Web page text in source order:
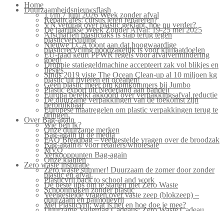
Home
Duurzaamheidsnieuwsflash
1 t/m 7 juni 2026 Week zonder afval
Repaircafés: cursus leren repareren?
VN verdrag over plastic geklapt, hoe nu verder?
De jaarlijkse Week Zonder Afval: 19-25 mei 2025
Afschaffen plastictaks is stap terug tegen
plasticvervuiling
Nieuwe LCA toont aan dat hoogwaardige
plasticrecycling noodzakelijk is voor klimaatdoelen
EU-raad keurt PPWR regels voor afvalvermindering
goed!
Droppie statiegeldmachine accepteert zak vol blikjes en
flesjes
Sinds 2019 viste The Ocean Clean-up al 10 miljoen kg
plastic uit rivieren en oceanen!
Geen plastic meer om komkommers bij Jumbo
Plastic export uit Nederland aan banden
Europa bereikt akkoord over verpakkingsafval reductie
De duurzame verpakkingen van de toekomst zijn
herbruikbaar
Europese maatregelen om plastic verpakkingen terug te
dringen.
Over Bag-again
Wie ben ik?
Onze duurzame merken
Bag-again in de media
FAQ Breadbag – veelgestelde vragen over de broodzak
Bag-again® voor retailers/wholesale
MVO
Verkooppunten Bag-again
Onze klanten
Zero waste inspiratie
Zero waste summer! Duurzaam de zomer door zonder
plastic en afval.
Plasticvrij back to school and work
De beste tips om te starten met Zero Waste
Schoonmaken zonder plastic
Veelgestelde vragen over vaste zeep (blokzeep) –
duurzaam en palmolievrij
Mei Plasticvrij: wat is het en hoe doe je mee?